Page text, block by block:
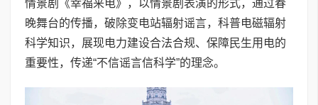
情景剧《幸福来电》，以情景剧表演的形式，通过春
晚舞台的传播，破除变电站辐射谣言，科普电磁辐射
科学知识，展现电力建设合法合规、保障民生用电的
重要性，传递“不信谣言信科学”的理念。